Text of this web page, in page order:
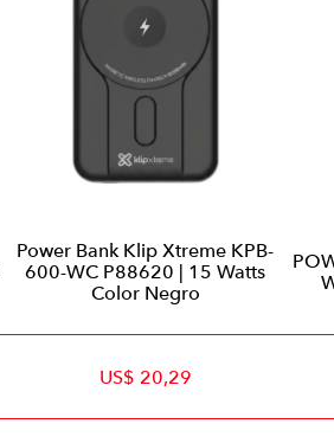
Power Bank Klip Xtreme KPB-
600-WC P88620 | 15 Watts
Color Negro
US$ 20,29